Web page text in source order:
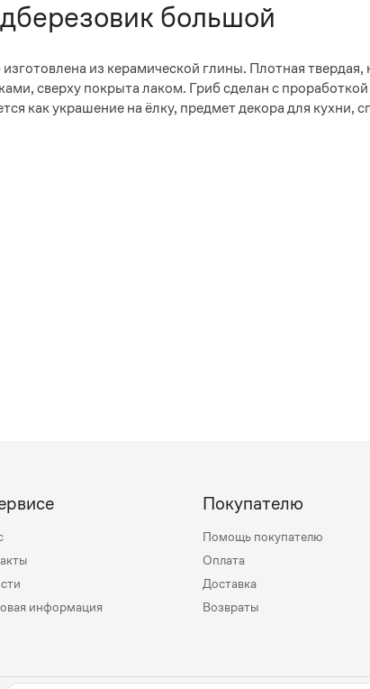
большой
из керамической глины. Плотная твердая,
сверху покрыта лаком. Гриб сделан с проработкой
как украшение на ёлку, предмет декора для кухни,
информация
Покупателю
Помощь покупателю
Оплата
Доставка
Возвраты